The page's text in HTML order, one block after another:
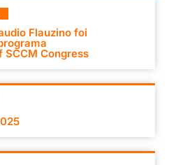
Flauzino foi
SCCM Congress